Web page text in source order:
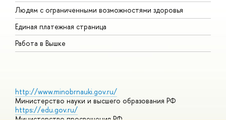
Людям с ограниченными возможностями здоровья
Единая платежная страница
Работа в Вышке
http://www.minobrnauki.gov.ru/
Министерство науки и высшего образования РФ
https://edu.gov.ru/